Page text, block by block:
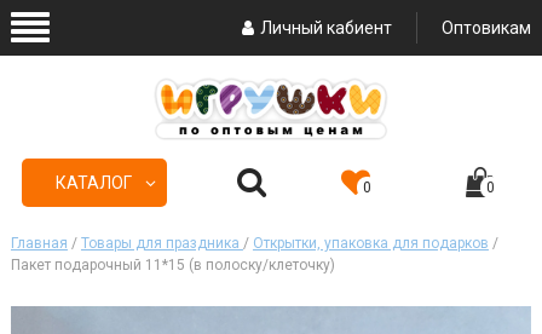
Личный кабиент Оптовикам
КАТАЛОГ 0 0
Главная / Товары для праздника / Открытки, упаковка для подарков /
Пакет подарочный 11*15 (в полоску/клеточку)